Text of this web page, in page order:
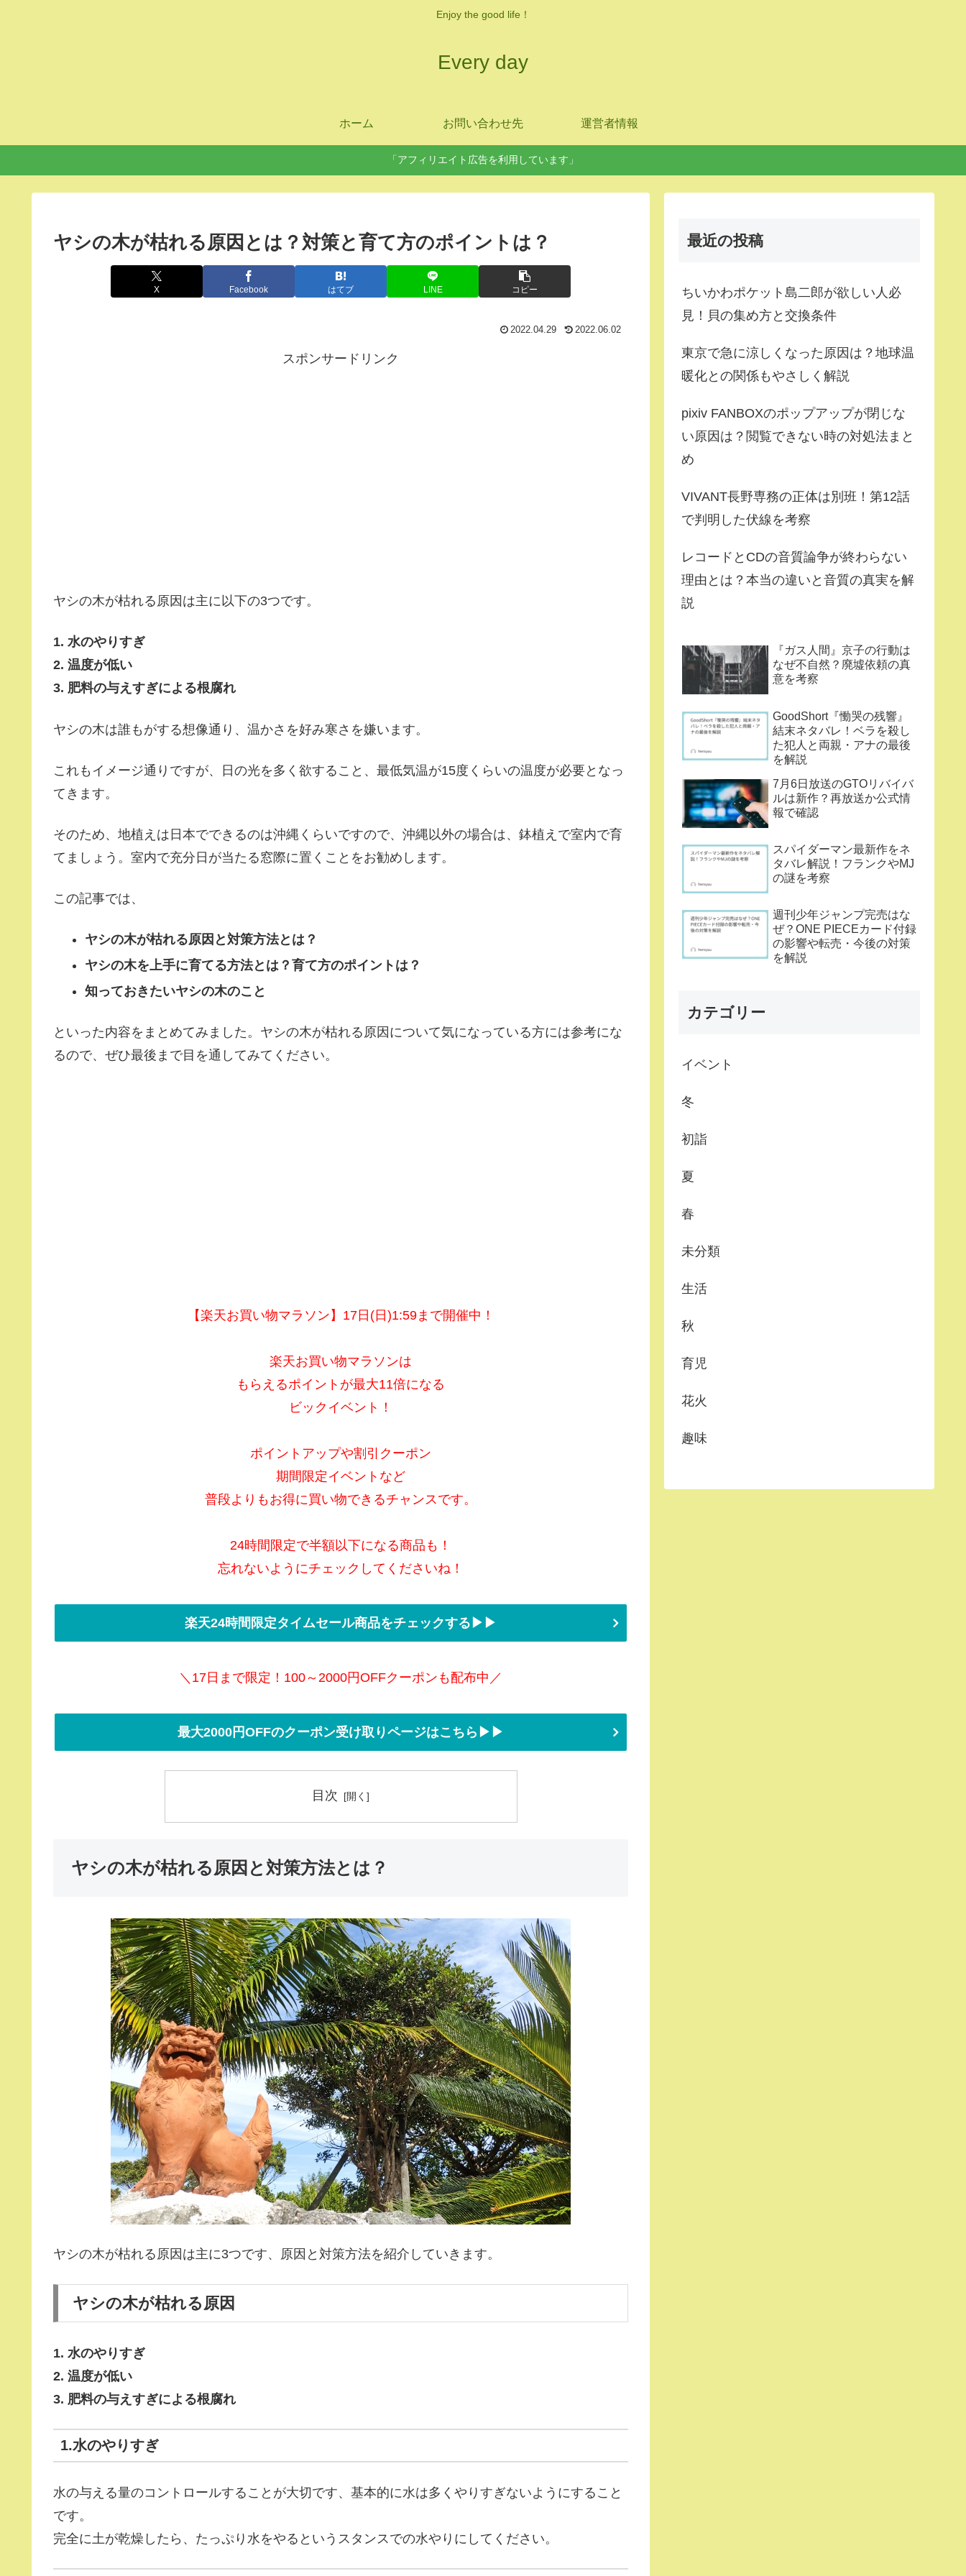
Enjoy the good life！
Every day
ホーム お問い合わせ先 運営者情報
「アフィリエイト広告を利用しています」
ヤシの木が枯れる原因とは？対策と育て方のポイントは？
X Facebook はてブ LINE コピー
2022.04.29 2022.06.02
スポンサードリンク
ヤシの木が枯れる原因は主に以下の3つです。
1. 水のやりすぎ
2. 温度が低い
3. 肥料の与えすぎによる根腐れ
ヤシの木は誰もがする想像通り、温かさを好み寒さを嫌います。
これもイメージ通りですが、日の光を多く欲すること、最低気温が15度くらいの温度が必要となっ
てきます。
そのため、地植えは日本でできるのは沖縄くらいですので、沖縄以外の場合は、鉢植えで室内で育
てましょう。室内で充分日が当たる窓際に置くことをお勧めします。
この記事では、
ヤシの木が枯れる原因と対策方法とは？
ヤシの木を上手に育てる方法とは？育て方のポイントは？
知っておきたいヤシの木のこと
といった内容をまとめてみました。ヤシの木が枯れる原因について気になっている方には参考にな
るので、ぜひ最後まで目を通してみてください。
【楽天お買い物マラソン】17日(日)1:59まで開催中！
楽天お買い物マラソンは
もらえるポイントが最大11倍になる
ビックイベント！
ポイントアップや割引クーポン
期間限定イベントなど
普段よりもお得に買い物できるチャンスです。
24時間限定で半額以下になる商品も！
忘れないようにチェックしてくださいね！
楽天24時間限定タイムセール商品をチェックする▶▶
＼17日まで限定！100～2000円OFFクーポンも配布中／
最大2000円OFFのクーポン受け取りページはこちら▶▶
目次
ヤシの木が枯れる原因と対策方法とは？
ヤシの木が枯れる原因は主に3つです、原因と対策方法を紹介していきます。
ヤシの木が枯れる原因
1. 水のやりすぎ
2. 温度が低い
3. 肥料の与えすぎによる根腐れ
1.水のやりすぎ
水の与える量のコントロールすることが大切です、基本的に水は多くやりすぎないようにすること
です。
完全に土が乾燥したら、たっぷり水をやるというスタンスでの水やりにしてください。
最近の投稿
ちいかわポケット島二郎が欲しい人必
見！貝の集め方と交換条件
東京で急に涼しくなった原因は？地球温
暖化との関係もやさしく解説
pixiv FANBOXのポップアップが閉じな
い原因は？閲覧できない時の対処法まと
め
VIVANT長野専務の正体は別班！第12話
で判明した伏線を考察
レコードとCDの音質論争が終わらない
理由とは？本当の違いと音質の真実を解
説
『ガス人間』京子の行動は
なぜ不自然？廃墟依頼の真
意を考察
GoodShort『慟哭の残響』
結末ネタバレ！ベラを殺し
た犯人と両親・アナの最後
を解説
7月6日放送のGTOリバイバ
ルは新作？再放送か公式情
報で確認
スパイダーマン最新作をネ
タバレ解説！フランクやMJ
の謎を考察
週刊少年ジャンプ完売はな
ぜ？ONE PIECEカード付録
の影響や転売・今後の対策
を解説
カテゴリー
イベント
冬
初詣
夏
春
未分類
生活
秋
育児
花火
趣味